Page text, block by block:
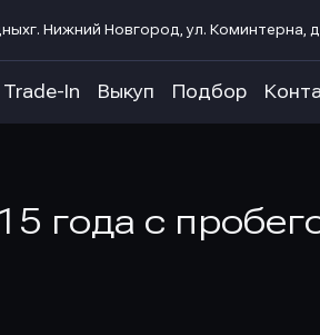
г. Нижний Новгород, ул. Коминтерна,
Trade-In Выкуп Подбор
года с